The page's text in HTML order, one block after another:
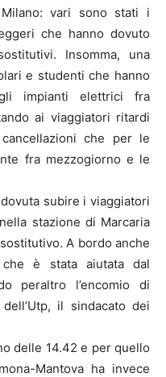
vari sono stati i
che hanno dovuto
Insomma, una
e studenti che hanno
impianti elettrici fra
ai viaggiatori ritardi
che per le
fra mezzogiorno e le
subire i viaggiatori
stazione di Marcaria
A bordo anche
è stata aiutata dal
peraltro l’encomio di
il sindacato dei
delle 14.42 e per quello
Mantova ha invece